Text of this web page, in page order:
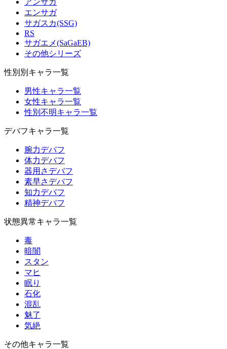
アンサガ
エンサガ
サガスカ(SSG)
RS
サガエメ(SaGaEB)
その他シリーズ
性別別キャラ一覧
男性キャラ一覧
女性キャラ一覧
性別不明キャラ一覧
デバフキャラ一覧
腕力デバフ
体力デバフ
器用さデバフ
素早さデバフ
知力デバフ
精神デバフ
状態異常キャラ一覧
毒
暗闇
スタン
マヒ
眠り
石化
混乱
魅了
気絶
その他キャラ一覧